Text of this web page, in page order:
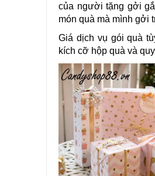
của người tặng gởi
món quà mà mình gởi
Giá dịch vụ gói quà
kích cỡ hộp quà và